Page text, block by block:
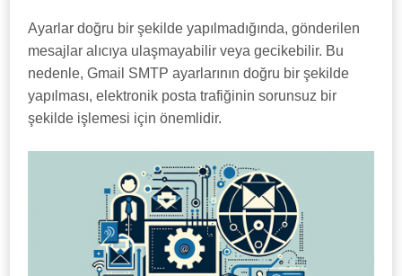
Ayarlar doğru bir şekilde yapılmadığında, gönderilen
mesajlar alıcıya ulaşmayabilir veya gecikebilir. Bu
nedenle, Gmail SMTP ayarlarının doğru bir şekilde
yapılması, elektronik posta trafiğinin sorunsuz bir
şekilde işlemesi için önemlidir.